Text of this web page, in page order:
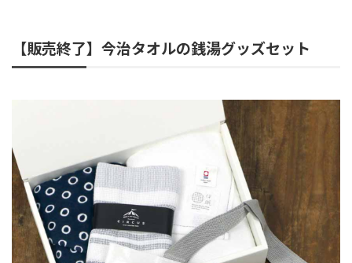
【販売終了】今治タオルの銭湯グッズセット